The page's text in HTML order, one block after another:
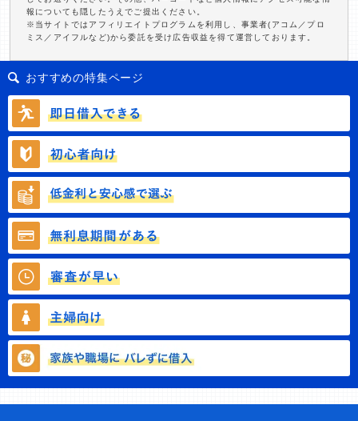
報についても隠したうえでご提出ください。
※当サイトではアフィリエイトプログラムを利用し、事業者(アコム／プロ
ミス／アイフルなど)から委託を受け広告収益を得て運営しております。
おすすめの特集ページ